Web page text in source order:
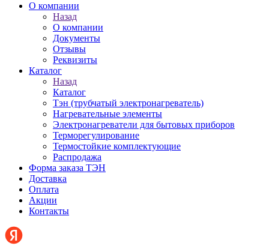
О компании
Назад
О компании
Документы
Отзывы
Реквизиты
Каталог
Назад
Каталог
Тэн (трубчатый электронагреватель)
Нагревательные элементы
Электронагреватели для бытовых приборов
Терморегулирование
Термостойкие комплектующие
Распродажа
Форма заказа ТЭН
Доставка
Оплата
Акции
Контакты